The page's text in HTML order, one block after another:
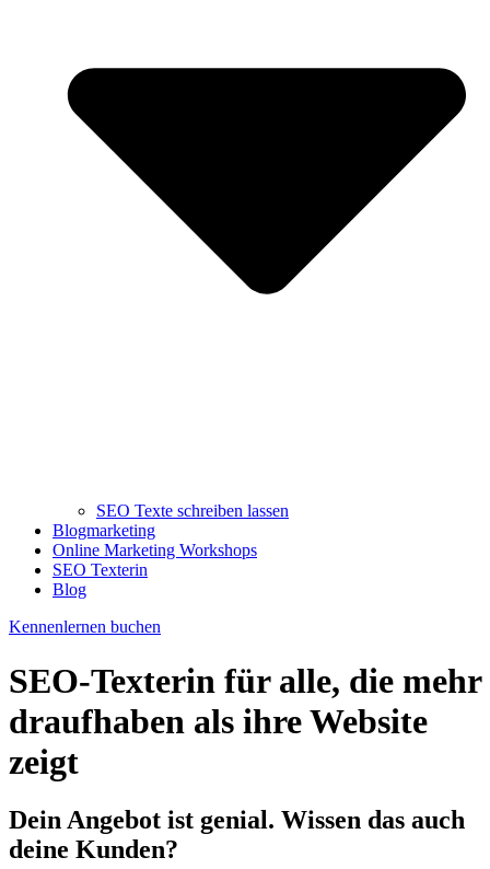
SEO Texte schreiben lassen
Blogmarketing
Online Marketing Workshops
SEO Texterin
Blog
Kennenlernen buchen
SEO-Texterin für alle, die mehr
draufhaben als ihre Website
zeigt
Dein Angebot ist genial. Wissen das auch
deine Kunden?